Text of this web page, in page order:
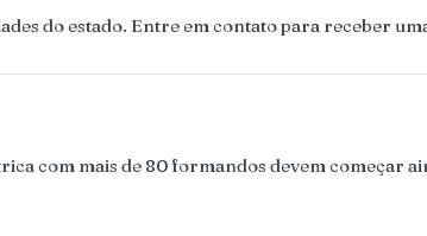
do estado. Entre em contato para receber
com mais de 80 formandos devem começar